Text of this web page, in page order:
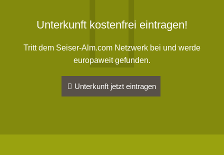
Unterkunft kostenfrei eintragen!
Tritt dem Seiser-Alm.com Netzwerk bei und werde
europaweit gefunden.
Unterkunft jetzt eintragen